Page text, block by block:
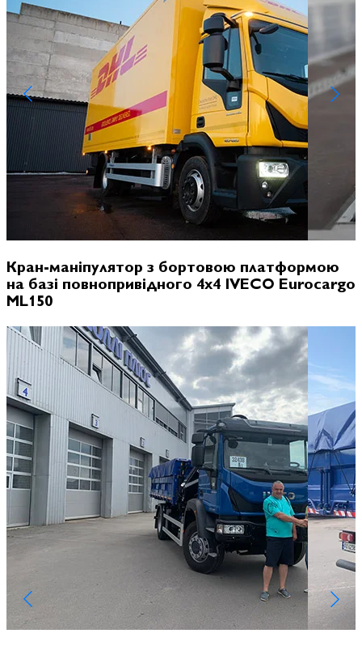
Кран-маніпулятор з бортовою платформою
на базі повнопривідного 4х4 IVECO Eurocargo
ML150